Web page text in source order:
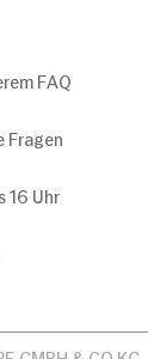
FAQ
Fragen
16 Uhr